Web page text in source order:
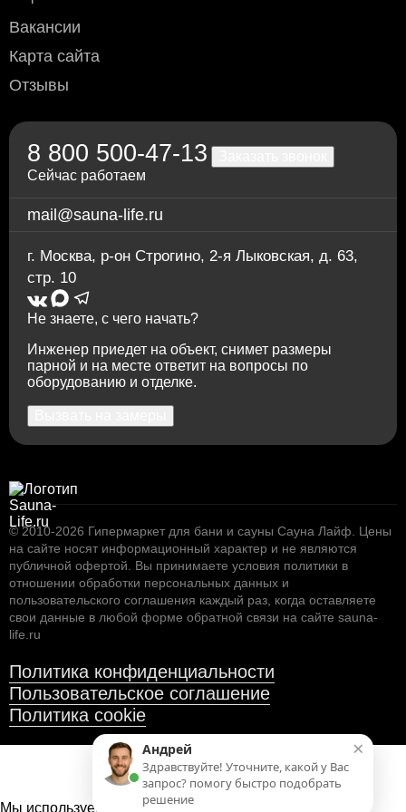
банк; для юрлиц и ИП — без НДС, по
Дверь для сауны Aldo - бронза, рисунок -
12.240
Дверь для сауны Aldo - бронза, рисунок -
12.900
Дверь для сауны Aldo - бронза, рисунок -
Стрекоза ночь 80x200
Вакансии
Карта сайта
Отзывы
8 800 500-47-13
Сейчас работаем
mail@sauna-life.ru
г. Москва, р-он Строгино, 2-я Лыковская, д. 63,
стр. 10
Не знаете, с чего начать?
Инженер приедет на объект, снимет размеры
парной и на месте ответит на вопросы по
оборудованию и отделке.
© 2010-2026 Гипермаркет для бани и сауны Сауна Лайф. Цены
на сайте носят информационный характер и не являются
публичной офертой. Вы принимаете условия политики в
отношении обработки персональных данных и
пользовательского соглашения каждый раз, когда оставляете
свои данные в любой форме обратной связи на сайте sauna-
life.ru
Политика конфиденциальности
Пользовательское соглашение
Политика cookie
Мы используем файлы cookies
×
Андрей
Здравствуйте! Уточните, какой у Вас
запрос? помогу быстро подобрать
решение